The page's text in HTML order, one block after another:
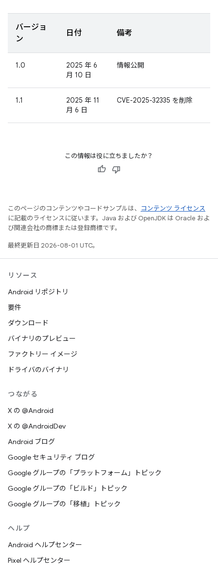
バージョ
ン
日付 備考
1.0
2025 年 6
月 10 日
情報公開
1.1
2025 年 11
月 6 日
CVE-2025-32335 を削除
この情報は役に立ちましたか？
このページのコンテンツやコードサンプルは、
コンテンツ ライセンス
に記載のライセンスに従います。Java および OpenJDK は Oracle およ
び関連会社の商標または登録商標です。
最終更新日 2026-08-01 UTC。
リソース
Android リポジトリ
要件
ダウンロード
バイナリのプレビュー
ファクトリー イメージ
ドライバのバイナリ
つながる
X の @Android
X の @AndroidDev
Android ブログ
Google セキュリティ ブログ
Google グループの「プラットフォーム」トピック
Google グループの「ビルド」トピック
Google グループの「移植」トピック
ヘルプ
Android ヘルプセンター
Pixel ヘルプセンター